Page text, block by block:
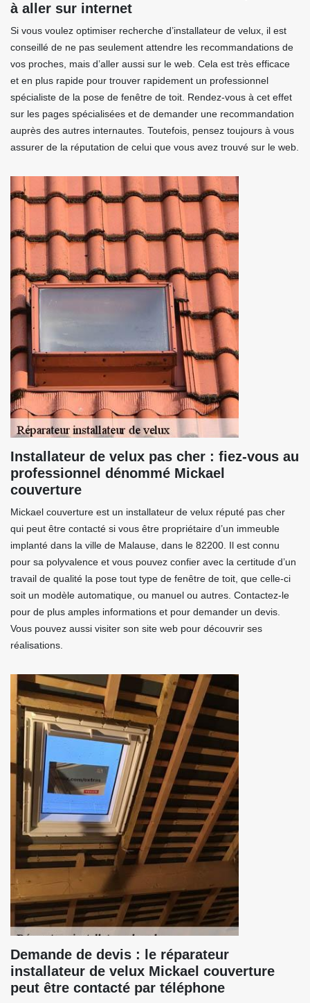
à aller sur internet
Si vous voulez optimiser recherche d’installateur de velux, il est
conseillé de ne pas seulement attendre les recommandations de
vos proches, mais d’aller aussi sur le web. Cela est très efficace
et en plus rapide pour trouver rapidement un professionnel
spécialiste de la pose de fenêtre de toit. Rendez-vous à cet effet
sur les pages spécialisées et de demander une recommandation
auprès des autres internautes. Toutefois, pensez toujours à vous
assurer de la réputation de celui que vous avez trouvé sur le web.
Installateur de velux pas cher : fiez-vous au
professionnel dénommé Mickael
couverture
Mickael couverture est un installateur de velux réputé pas cher
qui peut être contacté si vous être propriétaire d’un immeuble
implanté dans la ville de Malause, dans le 82200. Il est connu
pour sa polyvalence et vous pouvez confier avec la certitude d’un
travail de qualité la pose tout type de fenêtre de toit, que celle-ci
soit un modèle automatique, ou manuel ou autres. Contactez-le
pour de plus amples informations et pour demander un devis.
Vous pouvez aussi visiter son site web pour découvrir ses
réalisations.
Demande de devis : le réparateur
installateur de velux Mickael couverture
peut être contacté par téléphone